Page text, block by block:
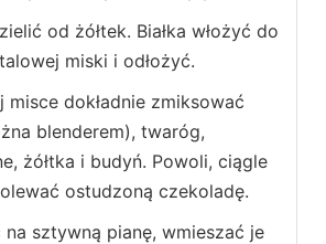
od żółtek. Białka włożyć do
miski i odłożyć.
misce dokładnie zmiksować
blenderem), twaróg,
żółtka i budyń. Powoli, ciągle
ostudzoną czekoladę.
na sztywną pianę, wmieszać je